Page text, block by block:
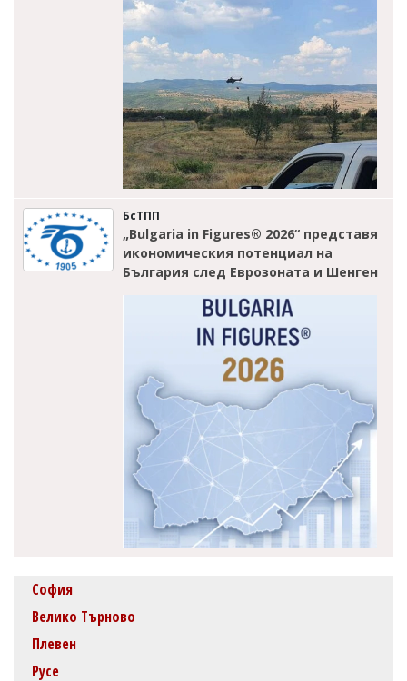
БсТПП
„Bulgaria in Figures® 2026“ представя
икономическия потенциал на
България след Еврозоната и Шенген
София
Велико Търново
Плевен
Русе